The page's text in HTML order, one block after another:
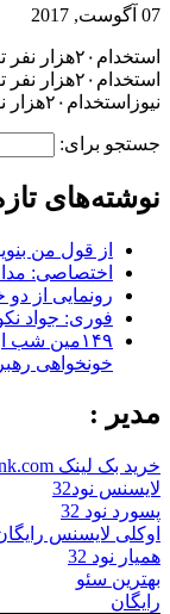
07 آگوست, 2017
نیوزاستخدام۲۰هزار نفر تقصیر دولت‌های قبل است
جستجو برای:
نوشته‌های
از قول من
اختصاصی:
رونمایی از
فوری: جواد
۱۴۹مین
خونخواهی
مدیر :
خرید بک لینک behtarinbacklink.com
لایسنس نود32
پسورد نود 32
اوکلی لایسنس رایگان
همیار نود 32
بهترین سئو
رایگان